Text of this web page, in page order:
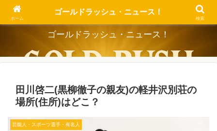
Dig the Trend, Strike the Gold.
ゴールドラッシュ・ニュース！
田川啓二(黒柳徹子の親友)の軽井沢別荘の
場所(住所)はどこ？
芸能人・スポーツ選手・有名人
ホーム
ゴールドラッシュ・ニュース！
検索